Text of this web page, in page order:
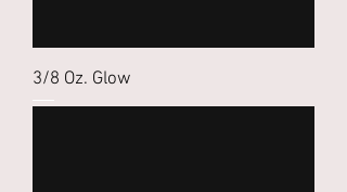
3/8 Oz. Glow